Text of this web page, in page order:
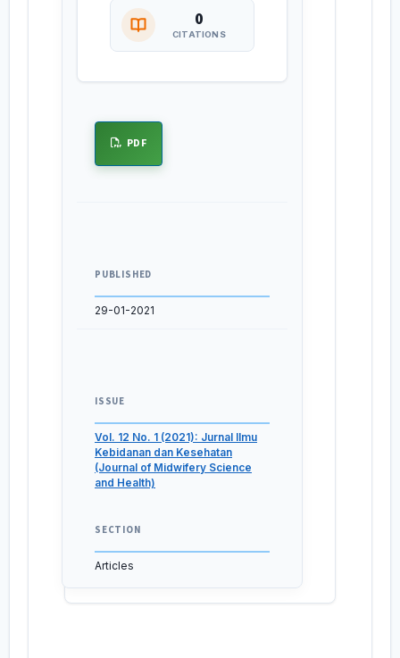
0
CITATIONS
PDF
PUBLISHED
29-01-2021
ISSUE
Vol. 12 No. 1 (2021): Jurnal Ilmu
Kebidanan dan Kesehatan
(Journal of Midwifery Science
and Health)
SECTION
Articles